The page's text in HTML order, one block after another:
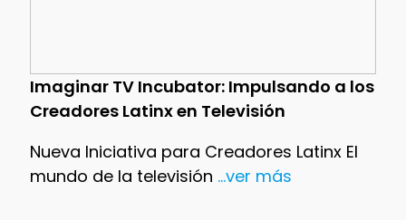
Imaginar TV Incubator: Impulsando a los
Creadores Latinx en Televisión
Nueva Iniciativa para Creadores Latinx El
mundo de la televisión ...ver más